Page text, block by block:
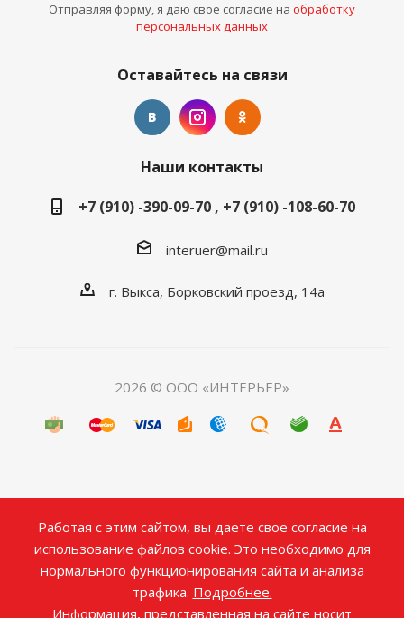
Отправляя форму, я даю свое согласие на обработку
персональных данных
Оставайтесь на связи
Наши контакты
+7 (910) -390-09-70 , +7 (910) -108-60-70
interuer@mail.ru
г. Выкса, Борковский проезд, 14а
2026 © ООО «ИНТЕРЬЕР»
Работая с этим сайтом, вы даете свое согласие на
использование файлов cookie. Это необходимо для
нормального функционирования сайта и анализа
трафика. Подробнее.
Информация, представленная на сайте носит